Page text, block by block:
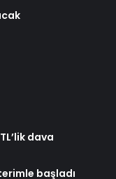
dava
başladı